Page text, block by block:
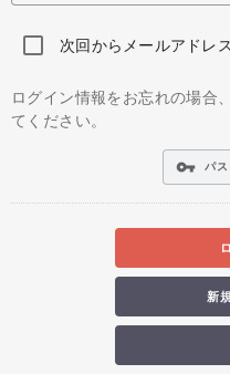
次回からメールアドレ
ログイン情報をお忘れの場合
てください。
vpn_key パ
新